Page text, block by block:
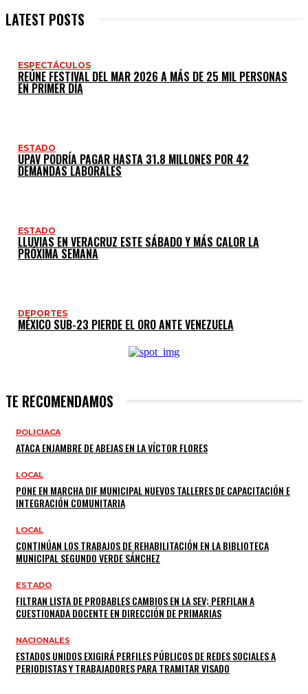
LATEST POSTS
ESPECTÁCULOS
REÚNE FESTIVAL DEL MAR 2026 A MÁS DE 25 MIL PERSONAS
EN PRIMER DÍA
ESTADO
UPAV PODRÍA PAGAR HASTA 31.8 MILLONES POR 42
DEMANDAS LABORALES
ESTADO
LLUVIAS EN VERACRUZ ESTE SÁBADO Y MÁS CALOR LA
PRÓXIMA SEMANA
DEPORTES
MÉXICO SUB-23 PIERDE EL ORO ANTE VENEZUELA
TE RECOMENDAMOS
POLICIACA
ATACA ENJAMBRE DE ABEJAS EN LA VÍCTOR FLORES
LOCAL
PONE EN MARCHA DIF MUNICIPAL NUEVOS TALLERES DE CAPACITACIÓN E
INTEGRACIÓN COMUNITARIA
LOCAL
CONTINÚAN LOS TRABAJOS DE REHABILITACIÓN EN LA BIBLIOTECA
MUNICIPAL SEGUNDO VERDE SÁNCHEZ
ESTADO
FILTRAN LISTA DE PROBABLES CAMBIOS EN LA SEV; PERFILAN A
CUESTIONADA DOCENTE EN DIRECCIÓN DE PRIMARIAS
NACIONALES
ESTADOS UNIDOS EXIGIRÁ PERFILES PÚBLICOS DE REDES SOCIALES A
PERIODISTAS Y TRABAJADORES PARA TRAMITAR VISADO